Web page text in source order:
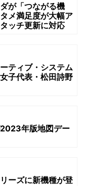
が「つながる機
メ満足度が大幅ア
ッチ更新に対応
ティブ・システム
子代表・松田詩野
年版地図デー
ーズに新機種が登